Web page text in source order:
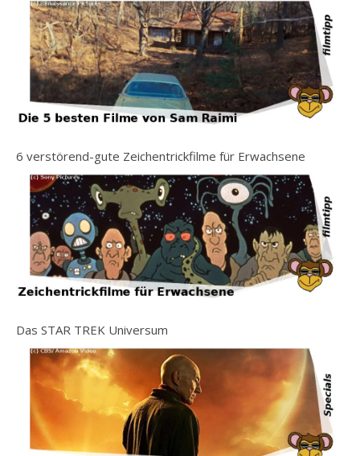
6 verstörend-gute Zeichentrickfilme für Erwachsene
Das STAR TREK Universum